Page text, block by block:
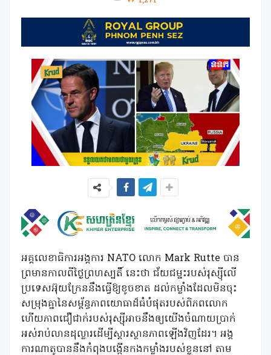
អគ្គលេខាធិការអង្គការ NATO លោក Mark Rutte បាន
ព្រមានកាលពីថ្ងៃព្រហស្បតិ៍ នេះថា ជ័យជម្នះរបស់រុស្ស៊ីលើ
ប្រទេសអ៊ុយក្រែននឹងធ្វើឱ្យខូចខាត ដល់កម្លាំងដែលមិនចុះ
សម្រុងគ្នានៃសម្ព័ន្ធភាពយោធាដ៏ធំបំផុតរបស់ពិភពលោក
ហើយភាពជឿជាក់របស់រុស្ស៊ីអាចនឹងឲ្យយើងចំណាយប្រាក់
អស់រាប់លានដុល្លារដើម្បីស្ដារស្ថានភាពឡើងវិញដែរ។ អង្គ
ការណាតូបាននឹងកំពុងបង្កើនកងកម្លាំងរបស់ខ្លួននៅ តាម